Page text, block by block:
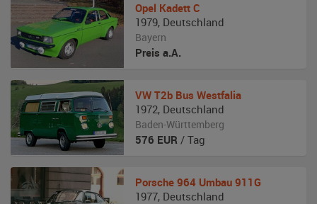
Opel Kadett C
1979, Deutschland
Bayern
Preis a.A.
VW T2b Bus Westfalia
1972, Deutschland
Baden-Württemberg
576 EUR / Tag
Porsche 964 Umbau 911G
1977, Deutschland